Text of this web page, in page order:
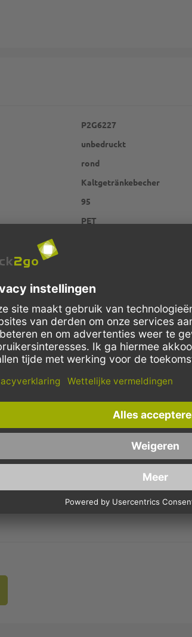
P2G6227
unbedruckt
rond
Kaltgetränkebecher
95
PET
Schnelle Lieferung
selben Tag verschickt.
Netto-